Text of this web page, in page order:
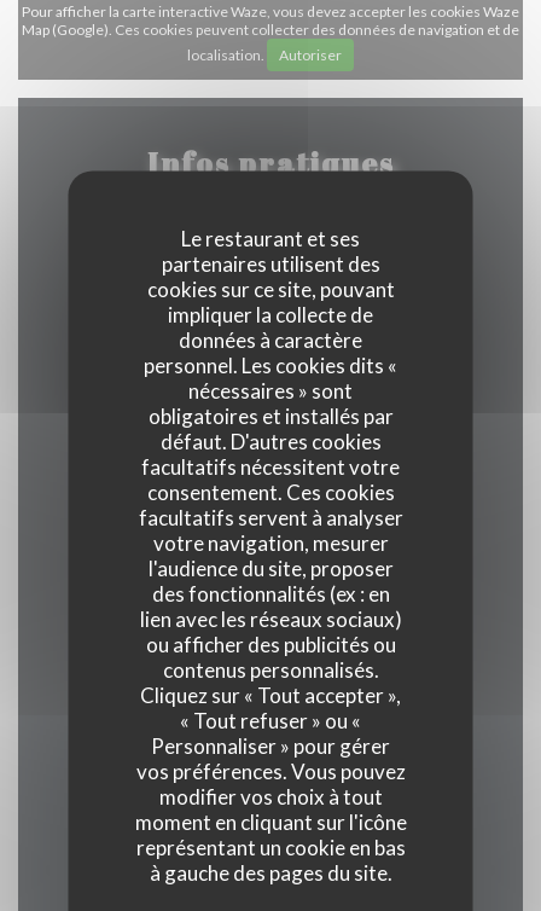
Le restaurant et ses
partenaires utilisent des
cookies sur ce site, pouvant
impliquer la collecte de
données à caractère
personnel. Les cookies dits «
nécessaires » sont
obligatoires et installés par
défaut. D'autres cookies
facultatifs nécessitent votre
consentement. Ces cookies
facultatifs servent à analyser
votre navigation, mesurer
l'audience du site, proposer
des fonctionnalités (ex : en
lien avec les réseaux sociaux)
ou afficher des publicités ou
contenus personnalisés.
Cliquez sur « Tout accepter »,
« Tout refuser » ou «
Personnaliser » pour gérer
vos préférences. Vous pouvez
modifier vos choix à tout
moment en cliquant sur l'icône
représentant un cookie en bas
à gauche des pages du site.
Pour afficher la carte interactive Waze, vous devez accepter les cookies Waze
Map (Google). Ces cookies peuvent collecter des données de navigation et de
localisation.
Autoriser
Infos pratiques
Cuisine
Traditionnel, Produits frais, Terroir
Type de restaurant
Restaurant Gastronomique
Services
Veranda, Wifi, Climatisation, Service voiturier,
Accès aux personnes à mobilité réduite
Moyens de paiement
Union Pay , Espèces, Visa, American Express
Horaires